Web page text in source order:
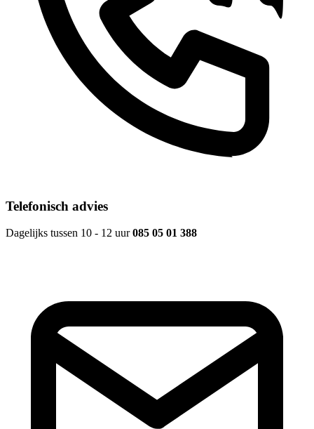
Telefonisch advies
Dagelijks tussen 10 - 12 uur085 05 01 388